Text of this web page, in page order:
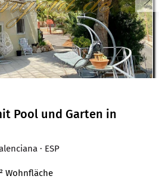
Pool und Garten in
· ESP
Wohnfläche